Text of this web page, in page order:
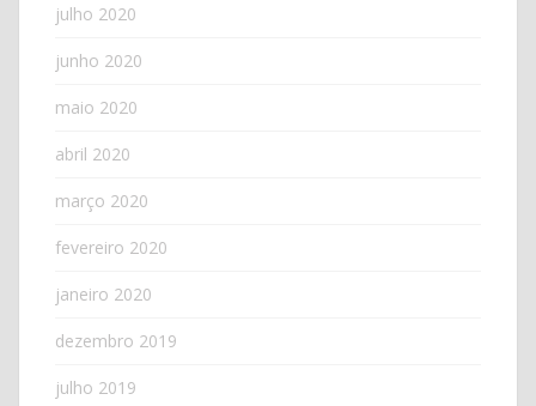
julho 2020
junho 2020
maio 2020
abril 2020
março 2020
fevereiro 2020
janeiro 2020
dezembro 2019
julho 2019